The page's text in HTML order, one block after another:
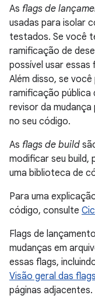
As flags de
usadas para isolar
testados. Se você
ramificação de
possível usar
Além disso, se
ramificação pública
revisor da
no seu código.
As flags de build
modificar seu build,
uma biblioteca de
Para uma
código, consulte
Flags de
mudanças em
essas flags,
Visão geral das
páginas adjacentes.